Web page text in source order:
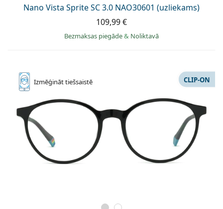
Nano Vista Sprite SC 3.0 NAO30601 (uzliekams)
109,99 €
Bezmaksas piegāde& Noliktavā
Izmēģināttiešsaistē CLIP-ON